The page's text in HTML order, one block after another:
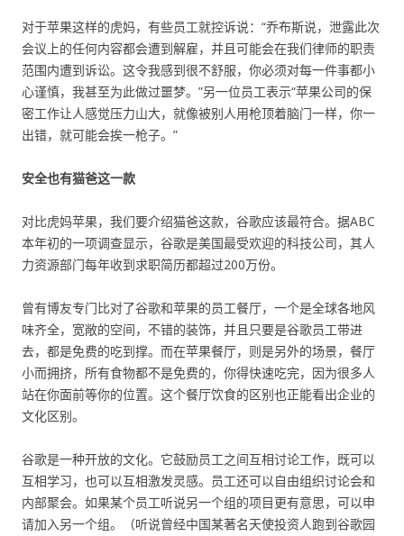
对于苹果这样的虎妈，有些员工就控诉说：“乔布斯说，泄露此次
会议上的任何内容都会遭到解雇，并且可能会在我们律师的职责
范围内遭到诉讼。这令我感到很不舒服，你必须对每一件事都小
心谨慎，我甚至为此做过噩梦。”另一位员工表示“苹果公司的保
密工作让人感觉压力山大，就像被别人用枪顶着脑门一样，你一
出错，就可能会挨一枪子。”
安全也有猫爸这一款
对比虎妈苹果，我们要介绍猫爸这款，谷歌应该最符合。据ABC
本年初的一项调查显示，谷歌是美国最受欢迎的科技公司，其人
力资源部门每年收到求职简历都超过200万份。
曾有博友专门比对了谷歌和苹果的员工餐厅，一个是全球各地风
味齐全，宽敞的空间，不错的装饰，并且只要是谷歌员工带进
去，都是免费的吃到撑。而在苹果餐厅，则是另外的场景，餐厅
小而拥挤，所有食物都不是免费的，你得快速吃完，因为很多人
站在你面前等你的位置。这个餐厅饮食的区别也正能看出企业的
文化区别。
谷歌是一种开放的文化。它鼓励员工之间互相讨论工作，既可以
互相学习，也可以互相激发灵感。员工还可以自由组织讨论会和
内部聚会。如果某个员工听说另一个组的项目更有意思，可以申
请加入另一个组。（听说曾经中国某著名天使投资人跑到谷歌园